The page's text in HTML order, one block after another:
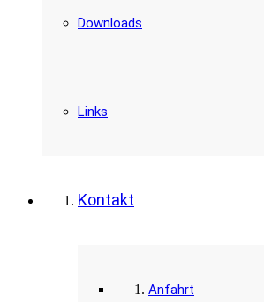
Downloads
Links
Kontakt
Anfahrt